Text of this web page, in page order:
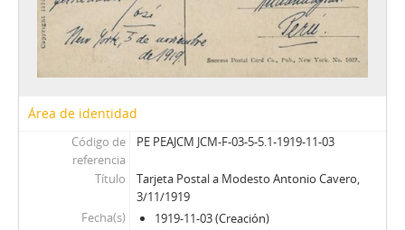
Área de identidad
Código de
referencia
PE PEAJCM JCM-F-03-5-5.1-1919-11-03
Título
Tarjeta Postal a Modesto Antonio Cavero,
3/11/1919
Fecha(s)
1919-11-03 (Creación)